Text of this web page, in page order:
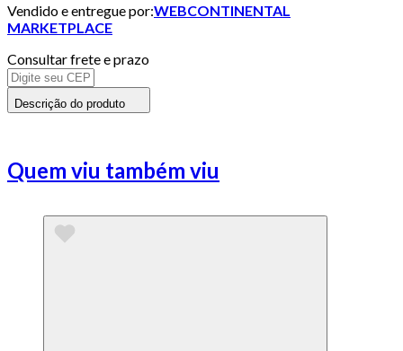
Vendido e entregue por:WEBCONTINENTAL
MARKETPLACE
Consultar frete e prazo
Descrição do produto
Quem viu também viu